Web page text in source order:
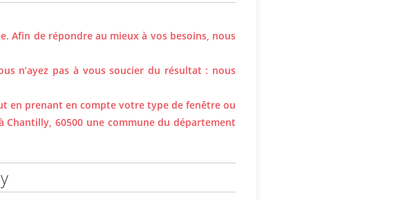
Afin de répondre au mieux à vos besoins, nous
n’ayez pas à vous soucier du résultat : nous
en prenant en compte votre type de fenêtre ou
Chantilly, 60500 une commune du département